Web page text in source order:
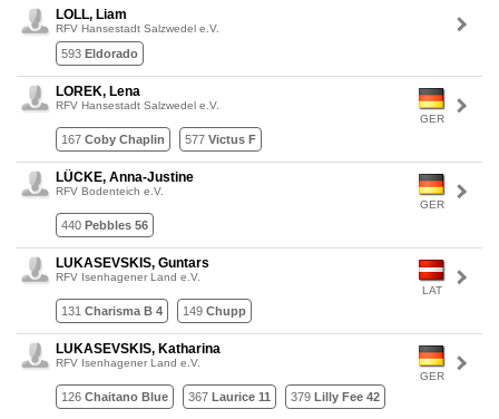
LOLL, Liam
RFV Hansestadt Salzwedel e.V.
593 Eldorado
GER
LOREK, Lena
RFV Hansestadt Salzwedel e.V.
167 Coby Chaplin 577 Victus F
GER
LÜCKE, Anna-Justine
RFV Bodenteich e.V.
440 Pebbles 56
LAT
LUKASEVSKIS, Guntars
RFV Isenhagener Land e.V.
131 Charisma B 4 149 Chupp
GER
LUKASEVSKIS, Katharina
RFV Isenhagener Land e.V.
126 Chaitano Blue 367 Laurice 11 379 Lilly Fee 42